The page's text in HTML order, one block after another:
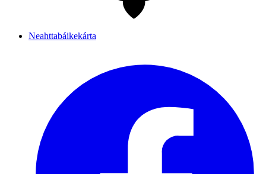
Neahttabáikekárta